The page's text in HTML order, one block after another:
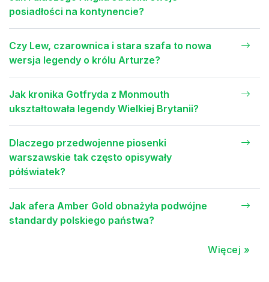
posiadłości na kontynencie?
Czy Lew, czarownica i stara szafa to nowa
wersja legendy o królu Arturze?
Jak kronika Gotfryda z Monmouth
ukształtowała legendy Wielkiej Brytanii?
Dlaczego przedwojenne piosenki
warszawskie tak często opisywały
półświatek?
Jak afera Amber Gold obnażyła podwójne
standardy polskiego państwa?
Więcej »